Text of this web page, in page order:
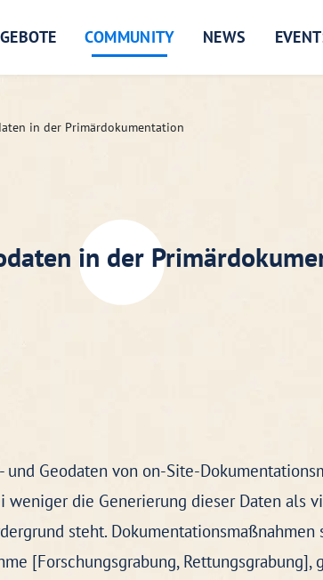
COMMUNITY NEWS
in der Primärdokumentation
in der
Geodaten von on-Site-
die Generierung dieser Daten als
steht.
[Forschungsgrabung,